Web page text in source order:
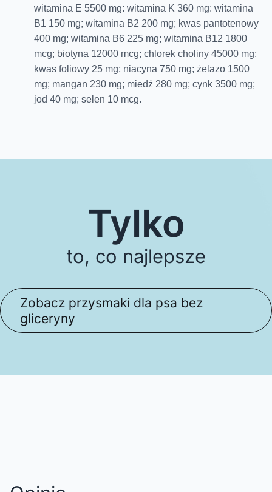
witamina E 5500 mg: witamina K 360 mg: witamina
B1 150 mg; witamina B2 200 mg; kwas pantotenowy
400 mg; witamina B6 225 mg; witamina B12 1800
mcg; biotyna 12000 mcg; chlorek choliny 45000 mg;
kwas foliowy 25 mg; niacyna 750 mg; żelazo 1500
mg; mangan 230 mg; miedź 280 mg; cynk 3500 mg;
jod 40 mg; selen 10 mcg.
Tylko
to, co najlepsze
Zobacz przysmaki dla psa bez
gliceryny